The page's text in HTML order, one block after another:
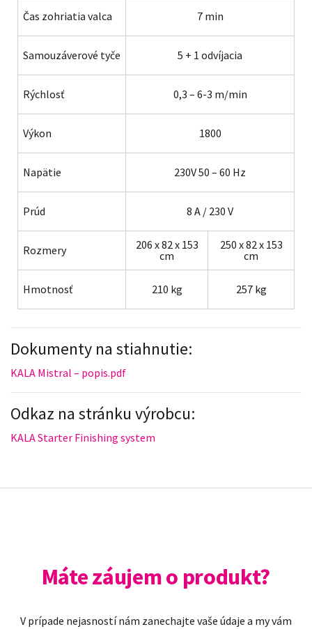
Čas zohriatia valca 7 min
Samouzáverové tyče 5 + 1 odvíjacia
Rýchlosť 0,3 – 6-3 m/min
Výkon 1800
Napätie 230V 50 – 60 Hz
Prúd 8 A / 230 V
Rozmery
206 x 82 x 153
cm
250 x 82 x 153
cm
Hmotnosť 210 kg 257 kg
Dokumenty na stiahnutie:
KALA Mistral – popis.pdf
Odkaz na stránku výrobcu:
KALA Starter Finishing system
Máte záujem o produkt?
V prípade nejasností nám zanechajte vaše údaje a my vám